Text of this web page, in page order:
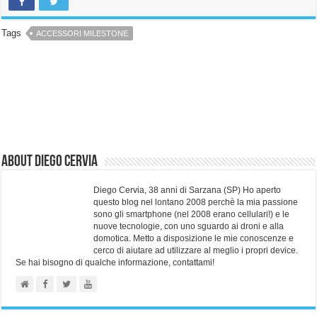
Tags ACCESSORI MILESTONE
About Diego Cervia
Diego Cervia, 38 anni di Sarzana (SP) Ho aperto
questo blog nel lontano 2008 perchè la mia passione
sono gli smartphone (nel 2008 erano cellulari!) e le
nuove tecnologie, con uno sguardo ai droni e alla
domotica. Metto a disposizione le mie conoscenze e
cerco di aiutare ad utilizzare al meglio i propri device.
Se hai bisogno di qualche informazione, contattami!